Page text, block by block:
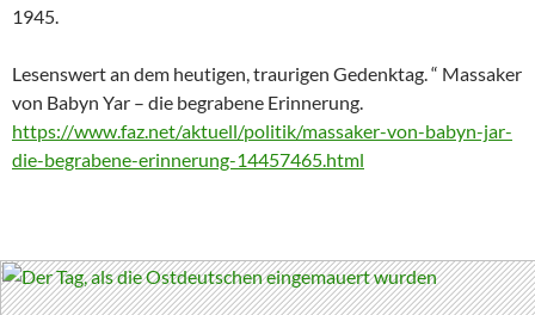
1945.
Lesenswert an dem heutigen, traurigen Gedenktag. “ Massaker
von Babyn Yar – die begrabene Erinnerung.
https://www.faz.net/aktuell/politik/massaker-von-babyn-jar-
die-begrabene-erinnerung-14457465.html